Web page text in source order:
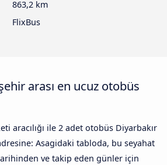
863,2 km
FlixBus
arası en ucuz otobüs
aracılığı ile 2 adet otobüs Diyarbakır
Asagidaki tabloda, bu seyahat
ve takip eden günler için